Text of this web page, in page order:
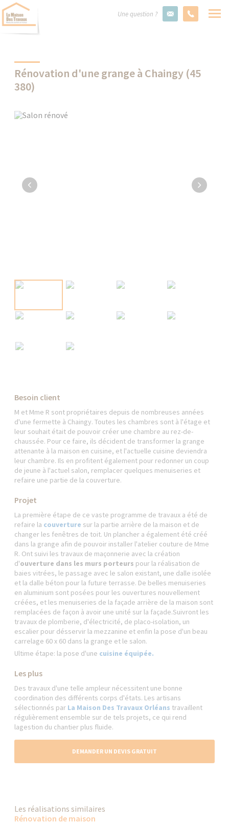
Une question ?
Rénovation d'une grange à Chaingy (45
380)
Besoin client
M et Mme R sont propriétaires depuis de nombreuses années
d'une fermette à Chaingy. Toutes les chambres sont à l'étage et
leur souhait était de pouvoir créer une chambre au rez-de-
chaussée. Pour ce faire, ils décident de transformer la grange
attenante à la maison en cuisine, et l'actuelle cuisine deviendra
leur chambre. Ils en profitent également pour redonner un coup
de jeune à l'actuel salon, remplacer quelques menuiseries et
refaire une partie de la couverture.
Projet
La première étape de ce vaste programme de travaux a été de
refaire la couverture sur la partie arrière de la maison et de
changer les fenêtres de toit. Un plancher a également été créé
dans la grange afin de pouvoir installer l'atelier couture de Mme
R. Ont suivi les travaux de maçonnerie avec la création
d'ouverture dans les murs porteurs pour la réalisation de
baies vitrées, le passage avec le salon existant, une dalle isolée
et la dalle béton pour la future terrasse. De belles menuiseries
en aluminium sont posées pour les ouvertures nouvellement
créées, et les menuiseries de la façade arrière de la maison sont
remplacées de façon à avoir une unité sur la façade.Suivront les
travaux de plomberie, d'électricité, de placo-isolation, un
escalier pour désservir la mezzanine et enfin la pose d'un beau
carrelage 60 x 60 dans la grange et le salon.
Ultime étape: la pose d'une cuisine équipée.
Les plus
Des travaux d'une telle ampleur nécessitent une bonne
coordination des différents corps d'états. Les artisans
sélectionnés par La Maison Des Travaux Orléans travaillent
régulièrement ensemble sur de tels projets, ce qui rend
lagestion du chantier plus fluide.
DEMANDER UN DEVIS GRATUIT
Les réalisations similaires
Rénovation de maison